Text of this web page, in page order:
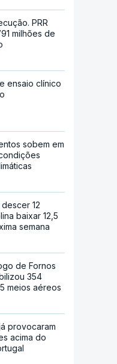
PRR
milhões de
ensaio clínico
sobem em
12
baixar 12,5
semana
de Fornos
354
meios aéreos
provocaram
acima do